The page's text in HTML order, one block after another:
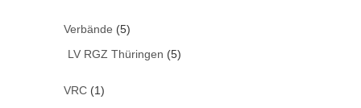
Verbände (5)
LV RGZ Thüringen (5)
VRC (1)